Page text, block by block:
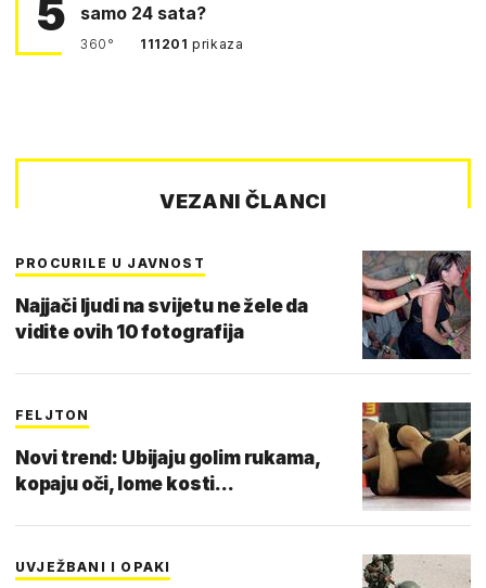
5 samo 24 sata?
360° 111201prikaza
VEZANI ČLANCI
PROCURILE U JAVNOST
Najjači ljudi na svijetu ne žele da
vidite ovih 10 fotografija
FELJTON
Novi trend: Ubijaju golim rukama,
kopaju oči, lome kosti...
UVJEŽBANI I OPAKI